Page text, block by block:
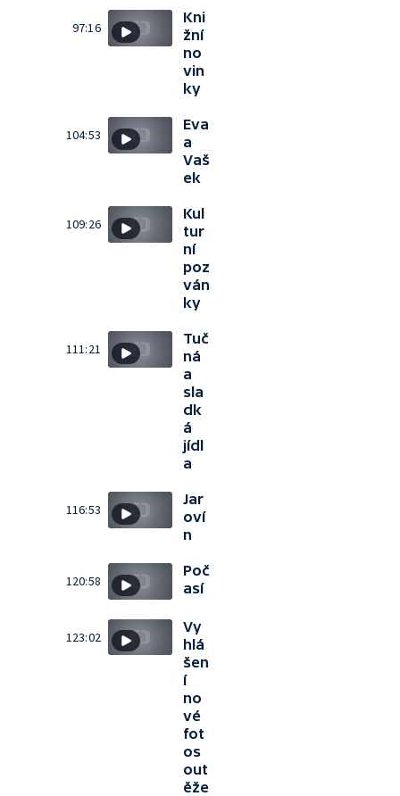
97:16
Kni
žní
no
vin
ky
104:53
Eva
a
Vaš
ek
109:26
Kul
tur
ní
poz
ván
ky
111:21
Tuč
ná
a
sla
dk
á
jídl
a
116:53
Jar
oví
n
120:58
Poč
así
123:02
Vy
hlá
šen
í
no
vé
fot
os
out
ěže